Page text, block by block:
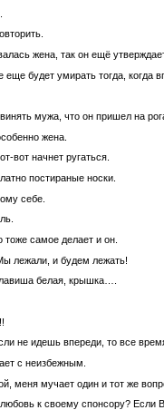
жена, так он ещё
будет умирать тогда, когда
мужа, что он пришел на
жена.
вот начнет ругаться.
постираные носки.
себе.
самое делает и он.
лежали, и будем лежать!
белая, крышка….
не идешь впереди, то все
с неизбежным.
меня мучает один и тот же
к своему спонсору?